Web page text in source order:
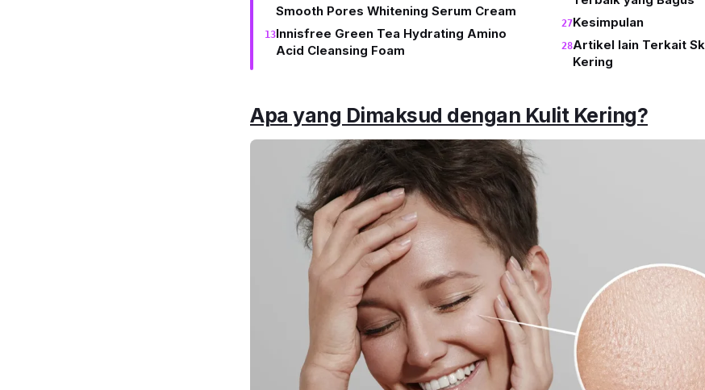
Smooth Pores Whitening Serum Cream
Innisfree Green Tea Hydrating Amino
Acid Cleansing Foam
Kesimpulan
Artikel lain Terkait
Kering
Apa yang Dimaksud dengan Kulit Kering?